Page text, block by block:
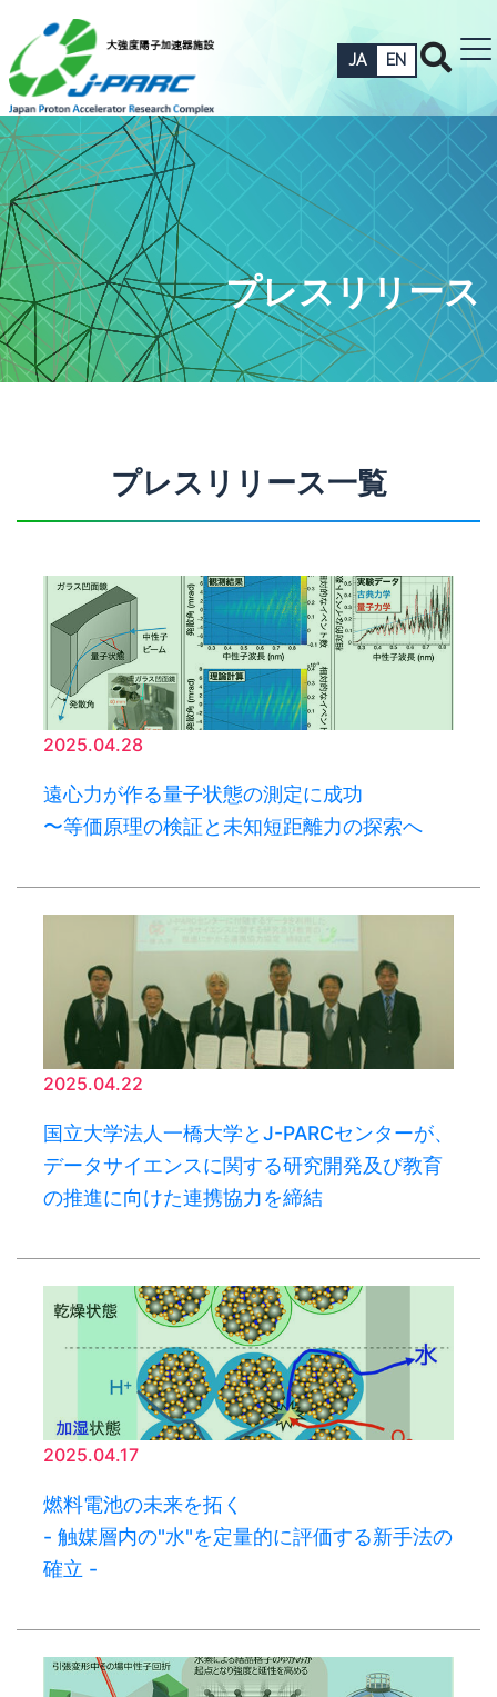
JA EN
プレスリリース
プレスリリース一覧
2025.04.28
遠心力が作る量子状態の測定に成功
〜等価原理の検証と未知短距離力の探索へ
2025.04.22
国立大学法人一橋大学とJ-PARCセンターが、
データサイエンスに関する研究開発及び教育
の推進に向けた連携協力を締結
2025.04.17
燃料電池の未来を拓く
- 触媒層内の"水"を定量的に評価する新手法の
確立 -